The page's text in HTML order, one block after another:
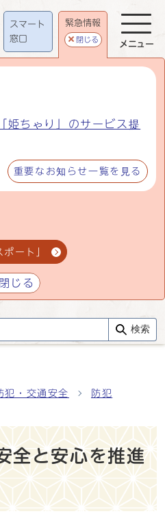
スマート
窓口
緊急情報
閉じる
姫ちゃり」のサービス提
重要なお知らせ一覧を見る
ート」
閉じる
メニュー
検索
犯・交通安全 防犯
全と安心を推進